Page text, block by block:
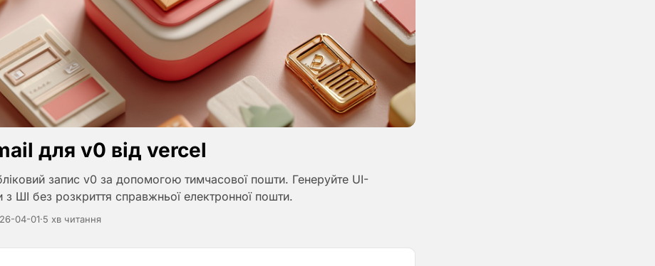
для v0 від vercel
запис v0 за допомогою тимчасової пошти. Генеруйте UI-
з ШІ без розкриття справжньої електронної пошти.
04-01·5 хв читання